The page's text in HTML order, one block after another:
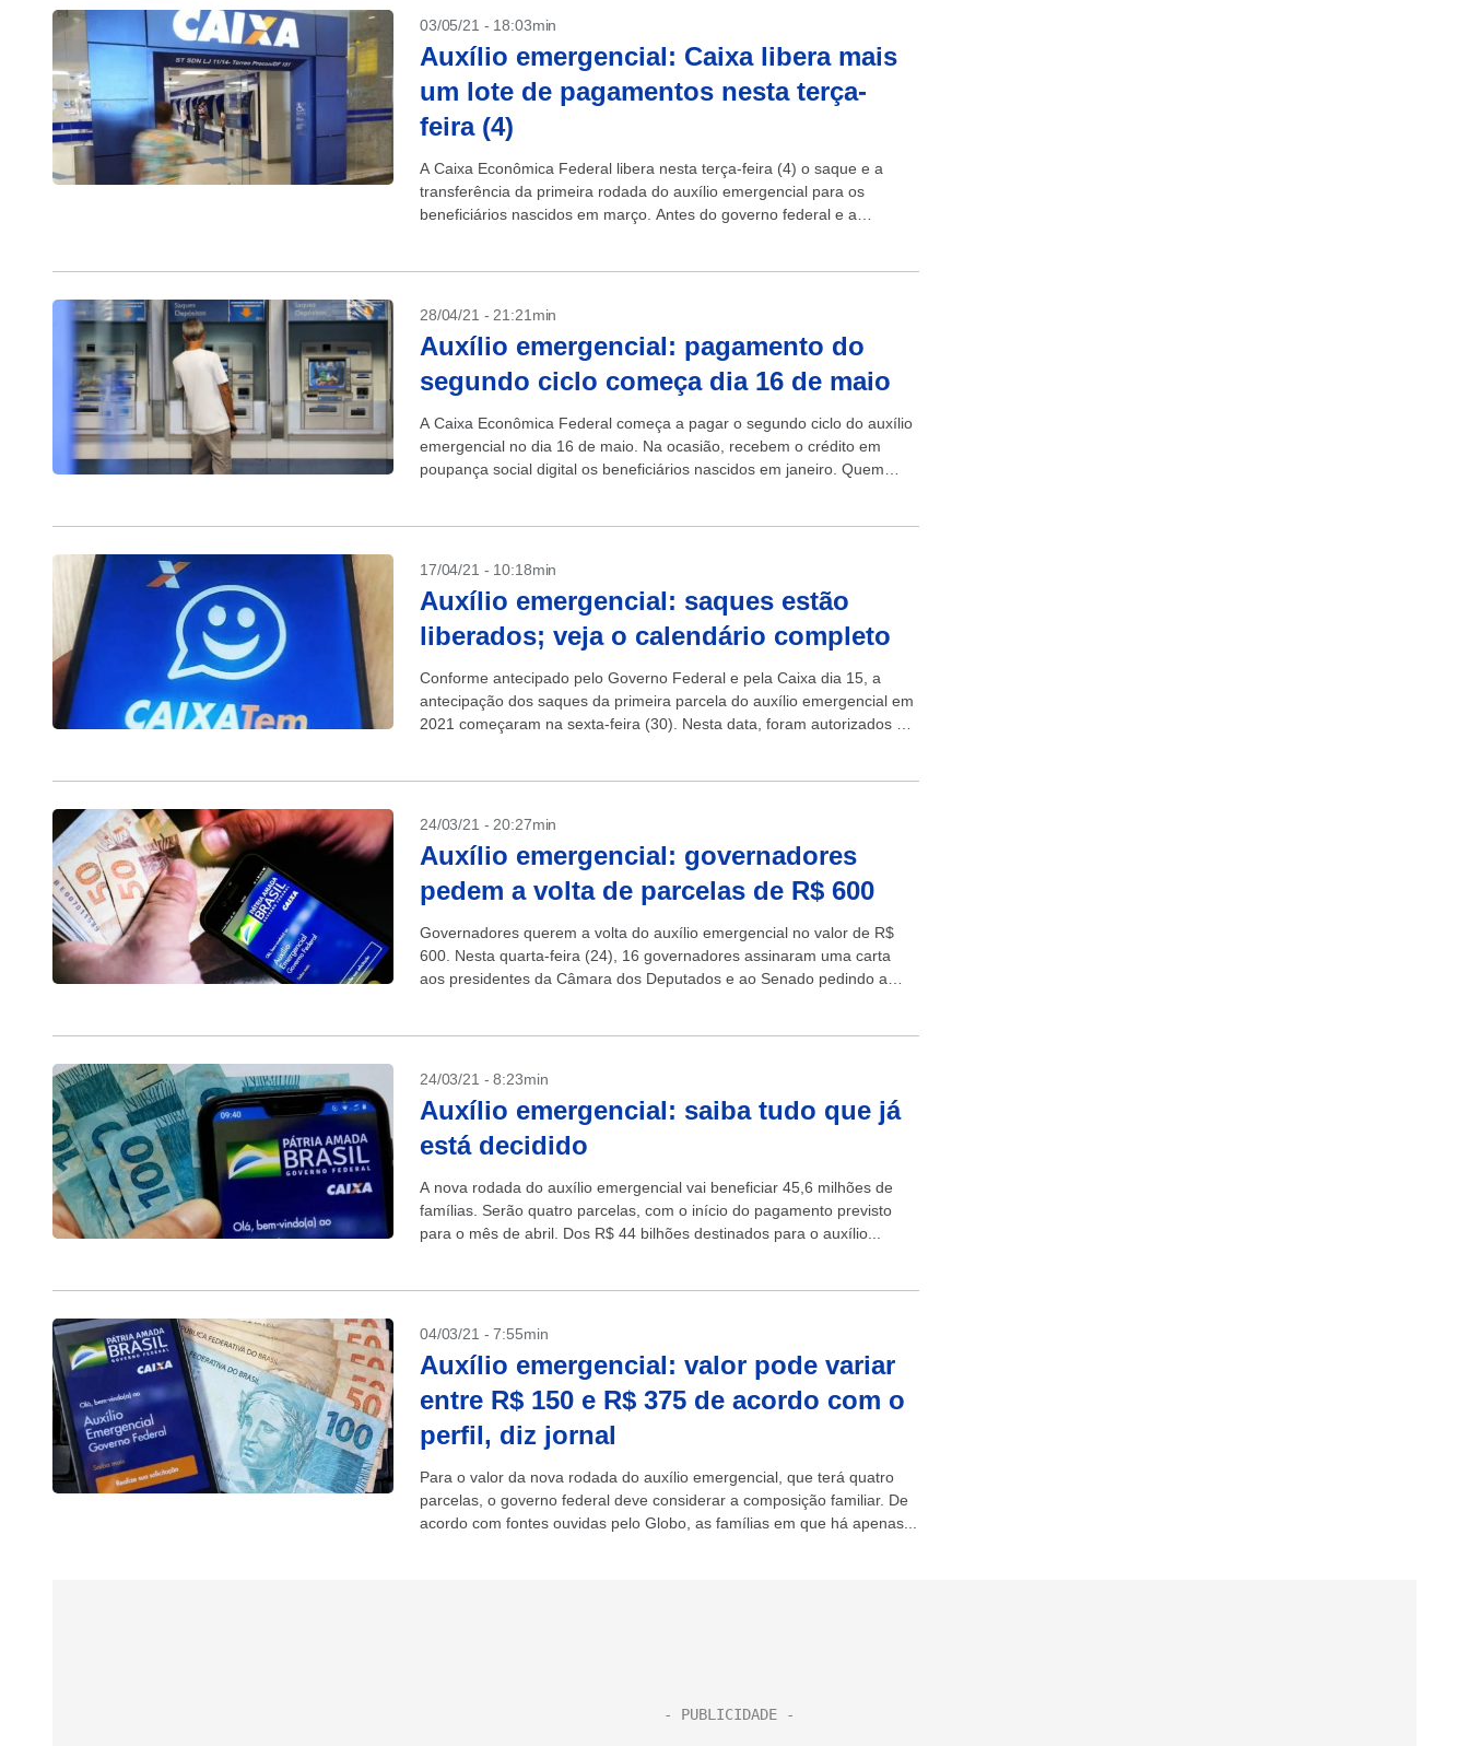
03/05/21 - 18:03min
Auxílio emergencial: Caixa libera mais
um lote de pagamentos nesta terça-
feira (4)
A Caixa Econômica Federal libera nesta terça-feira (4) o saque e a
transferência da primeira rodada do auxílio emergencial para os
beneficiários nascidos em março. Antes do governo federal e a
28/04/21 - 21:21min
Auxílio emergencial: pagamento do
segundo ciclo começa dia 16 de maio
A Caixa Econômica Federal começa a pagar o segundo ciclo do auxílio
emergencial no dia 16 de maio. Na ocasião, recebem o crédito em
poupança social digital os beneficiários nascidos em janeiro. Quem
17/04/21 - 10:18min
Auxílio emergencial: saques estão
liberados; veja o calendário completo
Conforme antecipado pelo Governo Federal e pela Caixa dia 15, a
antecipação dos saques da primeira parcela do auxílio emergencial em
2021 começaram na sexta-feira (30). Nesta data, foram autorizados a
24/03/21 - 20:27min
Auxílio emergencial: governadores
pedem a volta de parcelas de R$ 600
Governadores querem a volta do auxílio emergencial no valor de R$
600. Nesta quarta-feira (24), 16 governadores assinaram uma carta
aos presidentes da Câmara dos Deputados e ao Senado pedindo a
24/03/21 - 8:23min
Auxílio emergencial: saiba tudo que já
está decidido
A nova rodada do auxílio emergencial vai beneficiar 45,6 milhões de
famílias. Serão quatro parcelas, com o início do pagamento previsto
para o mês de abril. Dos R$ 44 bilhões destinados para o auxílio...
04/03/21 - 7:55min
Auxílio emergencial: valor pode variar
entre R$ 150 e R$ 375 de acordo com o
perfil, diz jornal
Para o valor da nova rodada do auxílio emergencial, que terá quatro
parcelas, o governo federal deve considerar a composição familiar. De
acordo com fontes ouvidas pelo Globo, as famílias em que há apenas...